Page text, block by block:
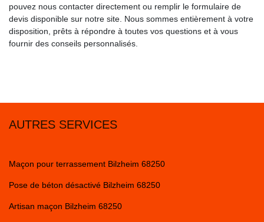
pouvez nous contacter directement ou remplir le formulaire de
devis disponible sur notre site. Nous sommes entièrement à votre
disposition, prêts à répondre à toutes vos questions et à vous
fournir des conseils personnalisés.
AUTRES SERVICES
Maçon pour terrassement Bilzheim 68250
Pose de béton désactivé Bilzheim 68250
Artisan maçon Bilzheim 68250